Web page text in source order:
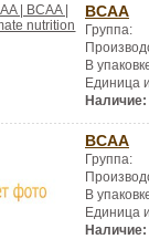
BCAA
Группа:
В
Единица
Наличие:
BCAA
Группа:
В
Единица
Наличие: